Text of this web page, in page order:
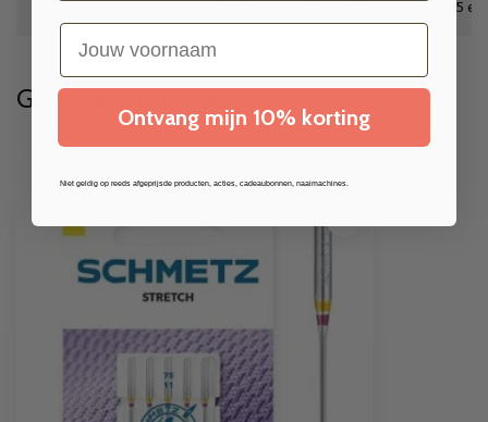
Knippen
1 eenheid = 10 cm dus wil je 50 cm, kies 5
Gerelateerde producten
voornaam
Ontvang mijn 10% korting
Niet geldig op reeds afgeprijsde producten, acties, cadeaubonnen, naaimachines.